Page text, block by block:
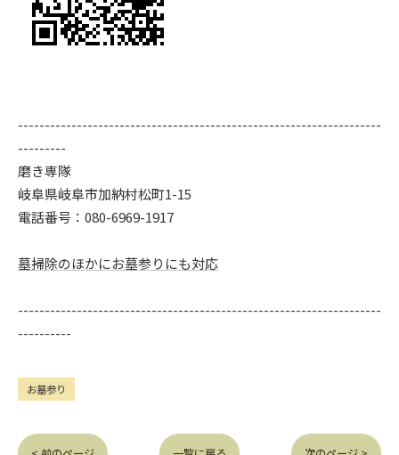
--------------------------------------------------------------------
---------
磨き専隊
岐阜県岐阜市加納村松町1-15
電話番号：080-6969-1917
墓掃除のほかにお墓参りにも対応
--------------------------------------------------------------------
----------
お墓参り